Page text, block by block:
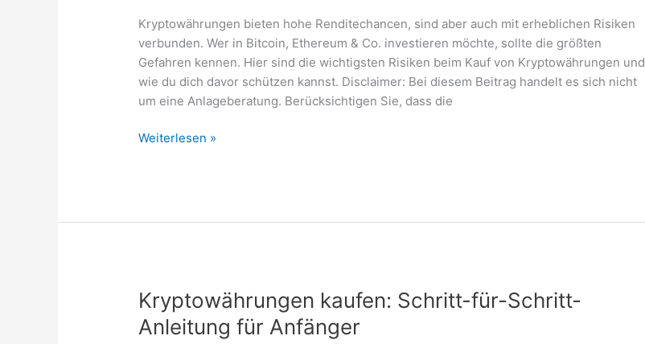
Kryptowährungen bieten hohe Renditechancen, sind aber auch mit erheblichen Risiken
verbunden. Wer in Bitcoin, Ethereum & Co. investieren möchte, sollte die größten
Gefahren kennen. Hier sind die wichtigsten Risiken beim Kauf von Kryptowährungen und
wie du dich davor schützen kannst. Disclaimer: Bei diesem Beitrag handelt es sich nicht
um eine Anlageberatung. Berücksichtigen Sie, dass die
Kryptowährungen
Weiterlesen »
Kryptowährungen kaufen: Schritt-für-Schritt-
Anleitung für Anfänger